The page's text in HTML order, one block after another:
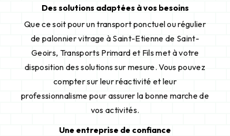
Des solutions adaptées à vos besoins
Que ce soit pour un transport ponctuel ou régulier
de palonnier vitrage à Saint-Etienne de Saint-
Geoirs, Transports Primard et Fils met à votre
disposition des solutions sur mesure. Vous pouvez
compter sur leur réactivité et leur
professionnalisme pour assurer la bonne marche de
vos activités.
Une entreprise de confiance